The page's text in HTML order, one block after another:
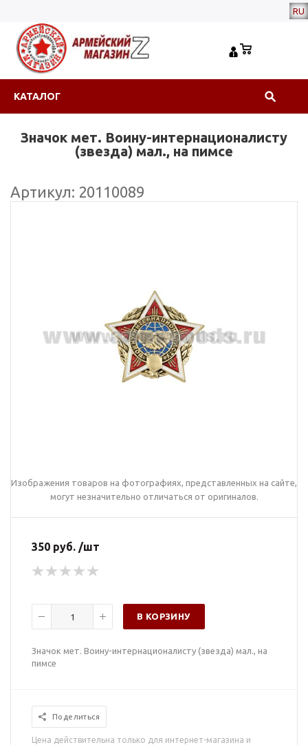
RU
КАТАЛОГ
Значок мет. Воину-интернационалисту
(звезда) мал., на пимсе
Артикул: 20110089
Изображения товаров на фотографиях, представленных на сайте,
могут незначительно отличаться от оригиналов.
350 руб. /шт
В КОРЗИНУ
Значок мет. Воину-интернационалисту (звезда) мал., на
пимсе
Поделиться
Цена действительна только для интернет-магазина и